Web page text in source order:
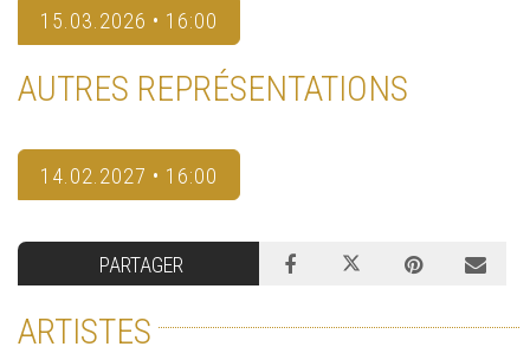
15.03.2026 • 16:00
AUTRES REPRÉSENTATIONS
14.02.2027 • 16:00
PARTAGER
ARTISTES